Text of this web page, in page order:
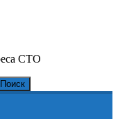
СТО
Поиск